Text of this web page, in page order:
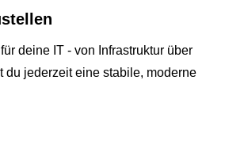
deine IT - von Infrastruktur über
jederzeit eine stabile, moderne